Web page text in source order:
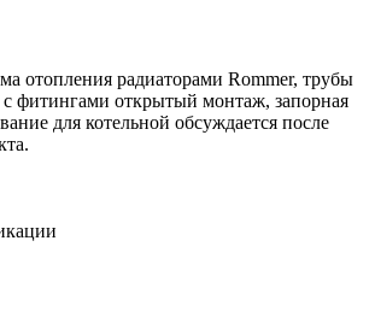
отопления радиаторами Rommer, трубы
с фитингами открытый монтаж, запорная
для котельной обсуждается после